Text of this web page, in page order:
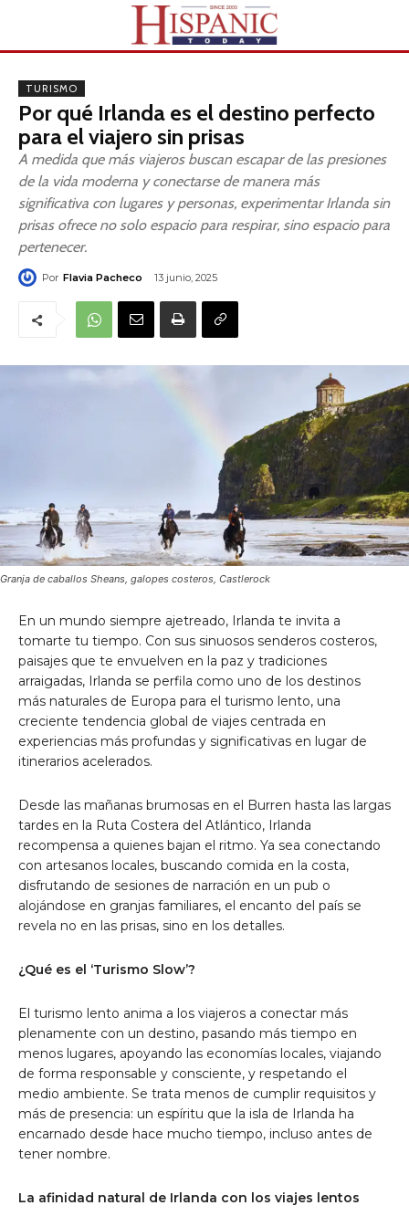
TURISMO
Por qué Irlanda es el destino perfecto
para el viajero sin prisas
A medida que más viajeros buscan escapar de las presiones
de la vida moderna y conectarse de manera más
significativa con lugares y personas, experimentar Irlanda sin
prisas ofrece no solo espacio para respirar, sino espacio para
pertenecer.
Por Flavia Pacheco 13 junio, 2025
Granja de caballos Sheans, galopes costeros, Castlerock
En un mundo siempre ajetreado, Irlanda te invita a
tomarte tu tiempo. Con sus sinuosos senderos costeros,
paisajes que te envuelven en la paz y tradiciones
arraigadas, Irlanda se perfila como uno de los destinos
más naturales de Europa para el turismo lento, una
creciente tendencia global de viajes centrada en
experiencias más profundas y significativas en lugar de
itinerarios acelerados.
Desde las mañanas brumosas en el Burren hasta las largas
tardes en la Ruta Costera del Atlántico, Irlanda
recompensa a quienes bajan el ritmo. Ya sea conectando
con artesanos locales, buscando comida en la costa,
disfrutando de sesiones de narración en un pub o
alojándose en granjas familiares, el encanto del país se
revela no en las prisas, sino en los detalles.
¿Qué es el ‘Turismo Slow’?
El turismo lento anima a los viajeros a conectar más
plenamente con un destino, pasando más tiempo en
menos lugares, apoyando las economías locales, viajando
de forma responsable y consciente, y respetando el
medio ambiente. Se trata menos de cumplir requisitos y
más de presencia: un espíritu que la isla de Irlanda ha
encarnado desde hace mucho tiempo, incluso antes de
tener nombre.
La afinidad natural de Irlanda con los viajes lentos